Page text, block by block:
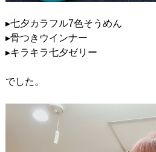
▸七夕カラフル7色そうめん
▸骨つきウインナー
▸キラキラ七夕ゼリー
でした。